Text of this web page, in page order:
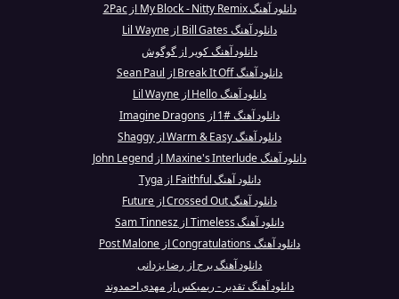
دانلود آهنگ My Block - Nitty Remix از 2Pac
دانلود آهنگ Bill Gates از Lil Wayne
دانلود آهنگ کویر از گوگوش
دانلود آهنگ Break It Off از Sean Paul
دانلود آهنگ Hello از Lil Wayne
دانلود آهنگ #1 از Imagine Dragons
دانلود آهنگ Warm & Easy از Shaggy
دانلود آهنگ Maxine's Interlude از John Legend
دانلود آهنگ Faithful از Tyga
دانلود آهنگ Crossed Out از Future
دانلود آهنگ Timeless از Sam Tinnesz
دانلود آهنگ Congratulations از Post Malone
دانلود آهنگ برج از رضا یزدانی
دانلود آهنگ تقدیر - ریمیکس از مهدی احمدوند